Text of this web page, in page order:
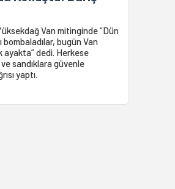
Van mitinginde “Dün
bombaladılar, bugün Van
ayakta” dedi. Herkese
sandıklara güvenle
yaptı.